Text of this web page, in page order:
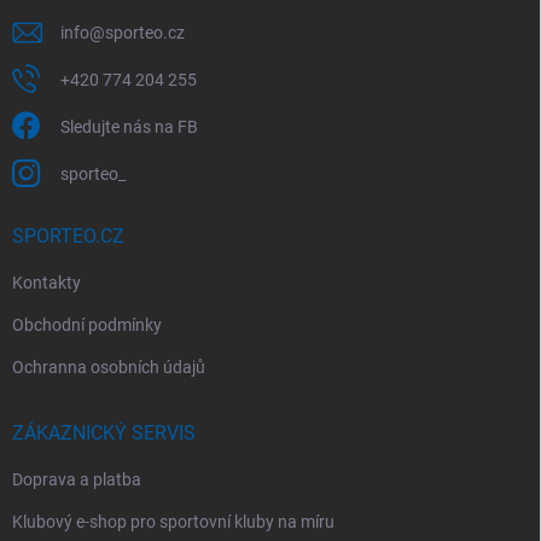
info@sporteo.cz
+420 774 204 255
Sledujte nás na FB
sporteo_
SPORTEO.CZ
Kontakty
Obchodní podmínky
Ochranna osobních údajů
ZÁKAZNICKÝ SERVIS
Doprava a platba
Klubový e-shop pro sportovní kluby na míru